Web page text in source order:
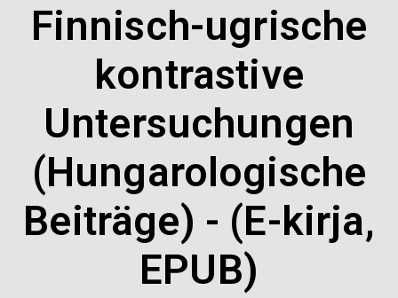
Finnisch-ugrische
kontrastive
Untersuchungen
(Hungarologische
Beiträge) - (E-kirja,
EPUB)